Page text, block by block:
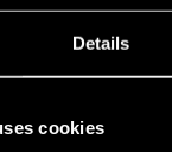
Details
cookies
Mentor